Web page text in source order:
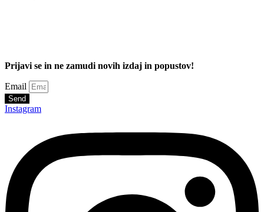
Prijavi se in ne zamudi novih izdaj in popustov!
Email
Send
Instagram